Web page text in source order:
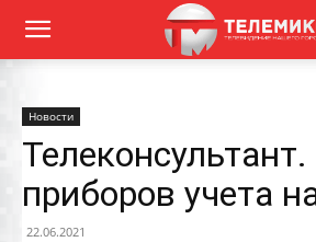
Новости
приборов учета
22.06.2021